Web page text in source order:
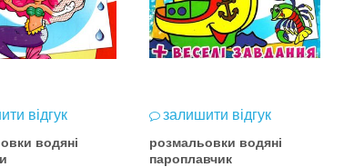
відгук
водяні
залишити відгук
розмальовки водяні
пароплавчик